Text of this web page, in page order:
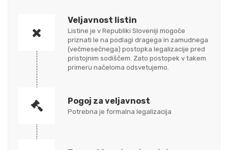
Veljavnost listin
Listine je v Republiki Sloveniji mogoče
priznati le na podlagi dragega in zamudnega
(večmesečnega) postopka legalizacije pred
pristojnim sodiščem. Zato postopek v takem
primeru načeloma odsvetujemo.
Pogoj za veljavnost
Potrebna je formalna legalizacija